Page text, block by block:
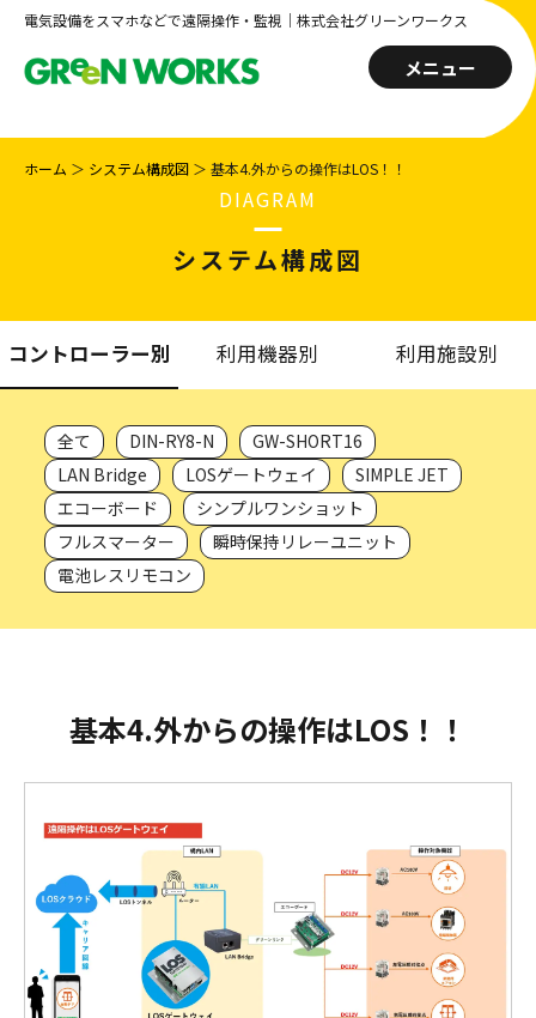
電気設備をスマホなどで遠隔操作・監視｜株式会社グリーンワークス
メニュー
ホーム ＞ システム構成図 ＞ 基本4.外からの操作はLOS！！
DIAGRAM
システム構成図
コントローラー別 利用機器別 利用施設別
全て DIN-RY8-N
GW-SHORT16
LAN Bridge
LOSゲートウェイ
SIMPLE JET
エコーボード
シンプルワンショット
フルスマーター
瞬時保持リレーユニット
電池レスリモコン
基本4.外からの操作はLOS！！